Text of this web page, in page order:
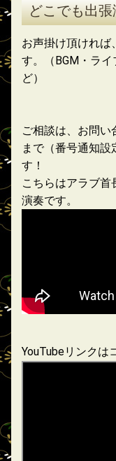
どこでも出
お声掛け頂ければ
す。（BGM・ラ
ど）
ご相談は、お問
まで（番号通知設
す！
こちらはアラブ
演奏です。
YouTubeリンクは